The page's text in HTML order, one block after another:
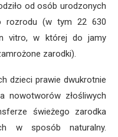
od osób urodzonych
rozrodu (w tym 22 630
vitro, w której do jamy
zarodki).
dzieci prawie dwukrotnie
nowotworów złośliwych
świeżego zarodka
w sposób naturalny.